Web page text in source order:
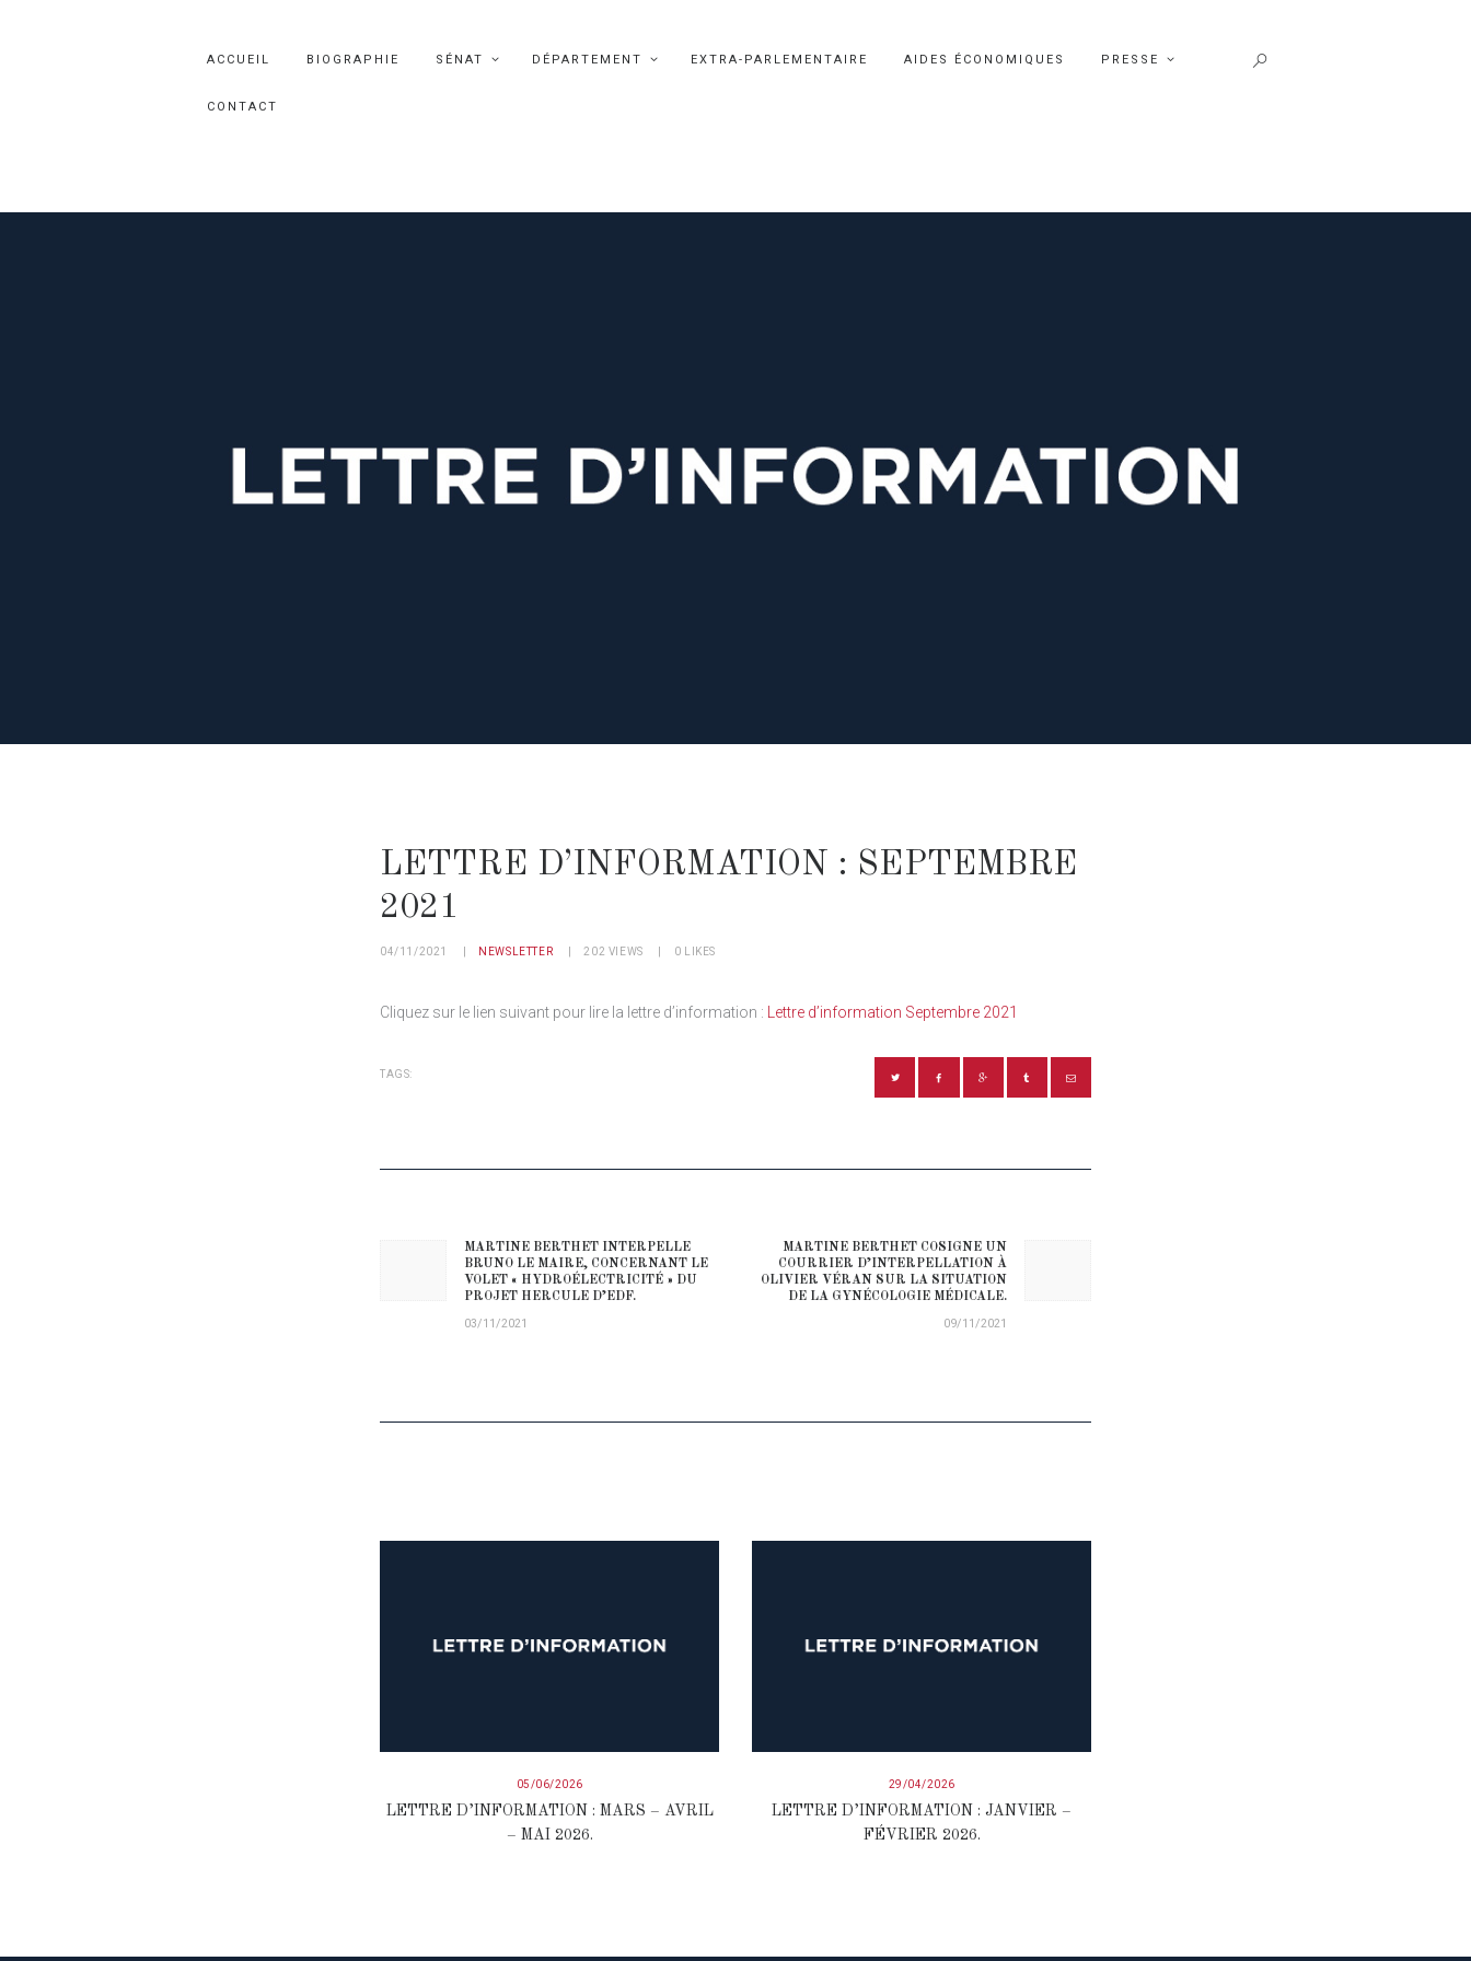
ACCUEIL BIOGRAPHIE SÉNAT DÉPARTEMENT EXTRA-PARLEMENTAIRE AIDES ÉCONOMIQUES PRESSE
CONTACT
LETTRE D’INFORMATION : SEPTEMBRE
2021
04/11/2021 NEWSLETTER 202 VIEWS 0 LIKES
Cliquez sur le lien suivant pour lire la lettre d’information : Lettre d’information Septembre 2021
TAGS:
Previous post:
MARTINE BERTHET INTERPELLE
BRUNO LE MAIRE, CONCERNANT LE
VOLET « HYDROÉLECTRICITÉ » DU
PROJET HERCULE D’EDF.
03/11/2021
MARTINE BERTHET COSIGNE UN
COURRIER D’INTERPELLATION À
OLIVIER VÉRAN SUR LA SITUATION
DE LA GYNÉCOLOGIE MÉDICALE.
09/11/2021
05/06/2026
LETTRE D’INFORMATION : MARS – AVRIL
– MAI 2026.
29/04/2026
LETTRE D’INFORMATION : JANVIER –
FÉVRIER 2026.